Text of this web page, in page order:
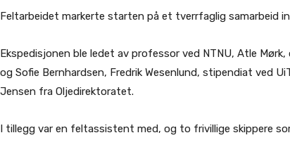
Feltarbeidet markerte starten på et tverrfaglig samarbeid
Ekspedisjonen ble ledet av professor ved NTNU, Atle
og Sofie Bernhardsen, Fredrik Wesenlund, stipendiat ved
Jensen fra Oljedirektoratet.
I tillegg var en feltassistent med, og to frivillige skippere